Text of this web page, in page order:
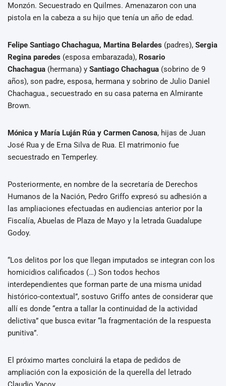
Monzón. Secuestrado en Quilmes. Amenazaron con una
pistola en la cabeza a su hijo que tenía un año de edad.
Felipe Santiago Chachagua, Martina Belardes (padres), Sergia
Regina paredes (esposa embarazada), Rosario
Chachagua (hermana) y Santiago Chachagua (sobrino de 9
años), son padre, esposa, hermana y sobrino de Julio Daniel
Chachagua., secuestrado en su casa paterna en Almirante
Brown.
Mónica y María Luján Rúa y Carmen Canosa, hijas de Juan
José Rua y de Erna Silva de Rua. El matrimonio fue
secuestrado en Temperley.
Posteriormente, en nombre de la secretaría de Derechos
Humanos de la Nación, Pedro Griffo expresó su adhesión a
las ampliaciones efectuadas en audiencias anterior por la
Fiscalía, Abuelas de Plaza de Mayo y la letrada Guadalupe
Godoy.
“Los delitos por los que llegan imputados se integran con los
homicidios calificados (…) Son todos hechos
interdependientes que forman parte de una misma unidad
histórico-contextual”, sostuvo Griffo antes de considerar que
allí es donde “entra a tallar la continuidad de la actividad
delictiva” que busca evitar “la fragmentación de la respuesta
punitiva”.
El próximo martes concluirá la etapa de pedidos de
ampliación con la exposición de la querella del letrado